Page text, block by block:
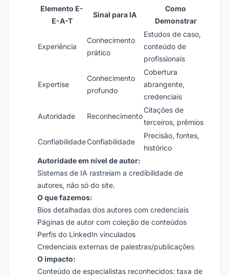
Elemento E-
E-A-T
Sinal para IA
Como
Demonstrar
Experiência
Conhecimento
prático
Estudos de caso,
conteúdo de
profissionais
Expertise
Conhecimento
profundo
Cobertura
abrangente,
credenciais
Autoridade Reconhecimento
Citações de
terceiros, prêmios
ConfiabilidadeConfiabilidade
Precisão, fontes,
histórico
Autoridade em nível de autor:
Sistemas de IA rastreiam a credibilidade de
autores, não só do site.
O que fazemos:
Bios detalhadas dos autores com credenciais
Páginas de autor com coleção de conteúdos
Perfis do LinkedIn vinculados
Credenciais externas de palestras/publicações
O impacto:
Conteúdo de especialistas reconhecidos: taxa de